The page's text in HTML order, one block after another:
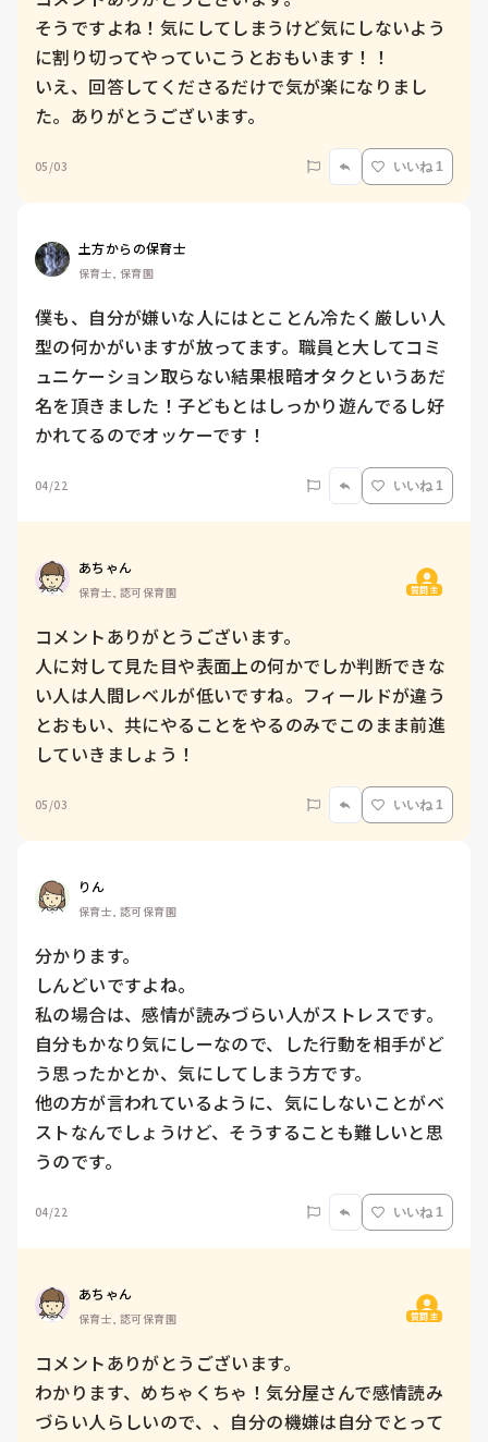
そうですよね！気にしてしまうけど気にしないよう
に割り切ってやっていこうとおもいます！！
いえ、回答してくださるだけで気が楽になりまし
た。ありがとうございます。
05/03 いいね 1
土方からの保育士
保育士, 保育園
僕も、自分が嫌いな人にはとことん冷たく厳しい人
型の何かがいますが放ってます。職員と大してコミ
ュニケーション取らない結果根暗オタクというあだ
名を頂きました！子どもとはしっかり遊んでるし好
かれてるのでオッケーです！
04/22 いいね 1
あちゃん
保育士, 認可保育園 質問主
コメントありがとうございます。
人に対して見た目や表面上の何かでしか判断できな
い人は人間レベルが低いですね。フィールドが違う
とおもい、共にやることをやるのみでこのまま前進
していきましょう！
05/03 いいね 1
りん
保育士, 認可保育園
分かります。
しんどいですよね。
私の場合は、感情が読みづらい人がストレスです。
自分もかなり気にしーなので、した行動を相手がど
う思ったかとか、気にしてしまう方です。
他の方が言われているように、気にしないことがベ
ストなんでしょうけど、そうすることも難しいと思
うのです。
04/22 いいね 1
あちゃん
保育士, 認可保育園 質問主
コメントありがとうございます。
わかります、めちゃくちゃ！気分屋さんで感情読み
づらい人らしいので、、自分の機嫌は自分でとって